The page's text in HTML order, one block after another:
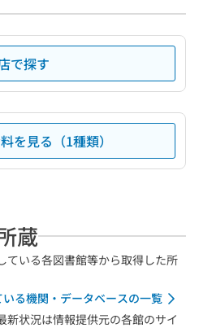
で探す
を見る（1種類）
蔵
ている各図書館等から取得した所
る機関・データベースの一覧
新状況は情報提供元の各館のサイ